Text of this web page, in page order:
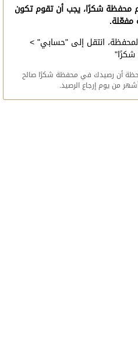
محفظة شكرًا، يجب أن تقوم تكون
مفعّلة.
انتقل إلى "حسابي" >
أن رصيدك في محفظة شكرًا صالح